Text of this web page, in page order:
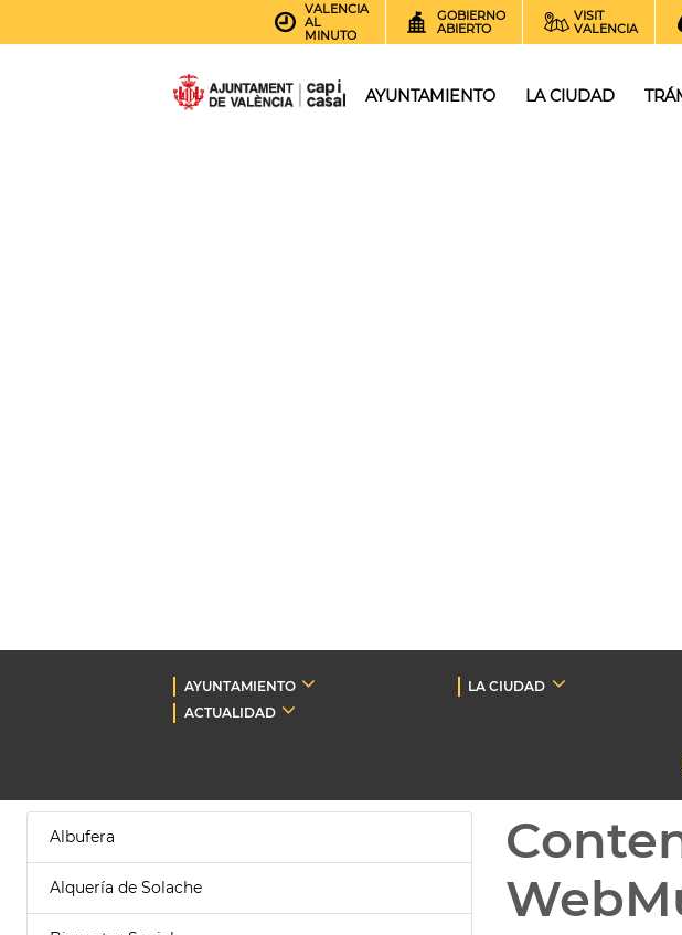
VALENCIA
AL
MINUTO
GOBIERNO
ABIERTO
VISIT
VALENCIA
AYUNTAMIENTO LA CIUDAD
AYUNTAMIENTO LA CIUDAD
ACTUALIDAD
Albufera
Alquería de Solache